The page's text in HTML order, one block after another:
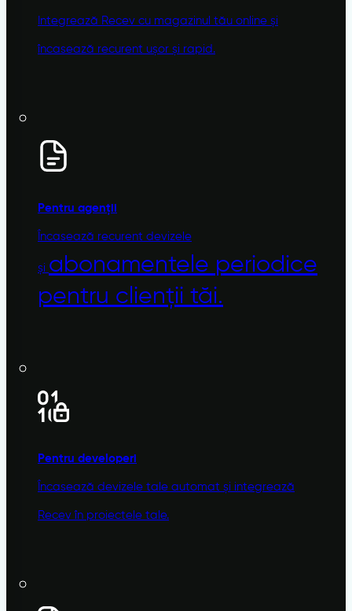
Integrează Recev cu magazinul tău online și
încasează recurent ușor și rapid.
Pentru agenții
Încasează recurent devizele
și abonamentele periodice
pentru clienții tăi.
Pentru developeri
Încasează devizele tale automat și integrează
Recev în proiectele tale.